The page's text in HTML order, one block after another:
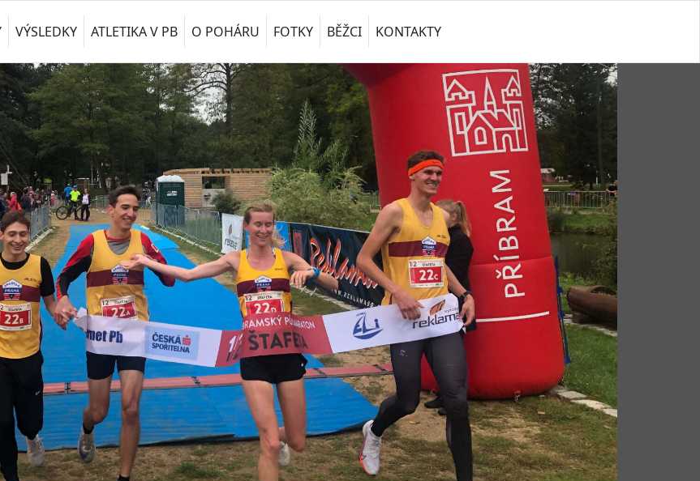
VÝSLEDKY ATLETIKA V PB O POHÁRU FOTKY BĚŽCI KONTAKTY